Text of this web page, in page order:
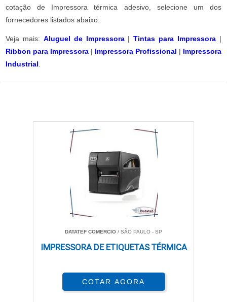
cotação de Impressora térmica adesivo, selecione um dos
fornecedores listados abaixo:
Veja mais: Aluguel de Impressora|Tintas para Impressora |
Ribbon para Impressora | Impressora Profissional | Impressora
Industrial
DATATEF COMERCIO / SÃO PAULO - SP
IMPRESSORA DE ETIQUETAS TÉRMICA
COTAR AGORA